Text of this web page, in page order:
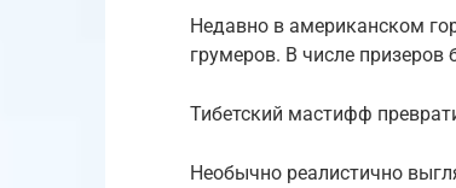
Недавно в американском
грумеров. В числе
Тибетский мастифф
Необычно реалистично